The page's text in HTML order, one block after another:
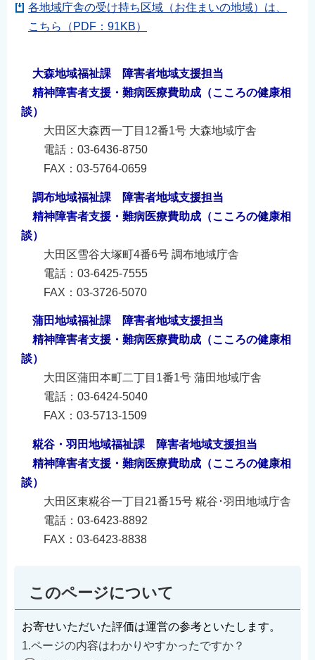
各地域庁舎の受け持ち区域（お住まいの地域）は、
こちら（PDF：91KB）
大森地域福祉課 障害者地域支援担当
精神障害者支援・難病医療費助成（こころの健康相
談）
大田区大森西一丁目12番1号 大森地域庁舎
電話：03-6436-8750
FAX：03-5764-0659
調布地域福祉課 障害者地域支援担当
精神障害者支援・難病医療費助成（こころの健康相
談）
大田区雪谷大塚町4番6号 調布地域庁舎
電話：03-6425-7555
FAX：03-3726-5070
蒲田地域福祉課 障害者地域支援担当
精神障害者支援・難病医療費助成（こころの健康相
談）
大田区蒲田本町二丁目1番1号 蒲田地域庁舎
電話：03-6424-5040
FAX：03-5713-1509
糀谷・羽田地域福祉課 障害者地域支援担当
精神障害者支援・難病医療費助成（こころの健康相
談）
大田区東糀谷一丁目21番15号 糀谷･羽田地域庁舎
電話：03-6423-8892
FAX：03-6423-8838
このページについて
お寄せいただいた評価は運営の参考といたします。
1.ページの内容はわかりやすかったですか？